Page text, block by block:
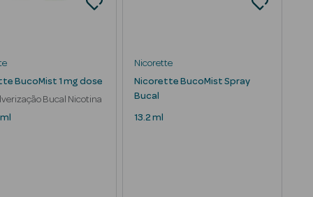
BucoMist 1 mg dose
Bucal Nicotina
Nicorette
Nicorette BucoMist Spray
Bucal
13.2 ml